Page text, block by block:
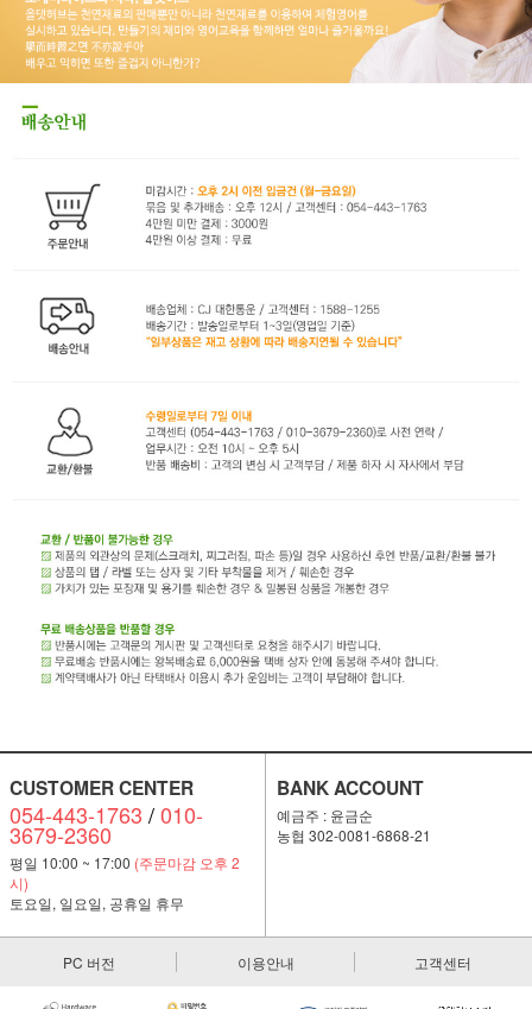
CUSTOMER CENTER
054-443-1763 /010-
3679-2360
평일 10:00 ~ 17:00 (주문마감 오후 2
시)
토요일, 일요일, 공휴일 휴무
BANK ACCOUNT
예금주 : 윤금순
농협 302-0081-6868-21
PC 버전 이용안내 고객센터